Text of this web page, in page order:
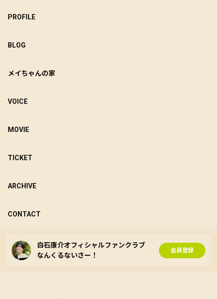
PROFILE
BLOG
メイちゃんの家
VOICE
MOVIE
TICKET
ARCHIVE
CONTACT
白石康介オフィシャルファンクラブ
なんくるないさー！
会員登録